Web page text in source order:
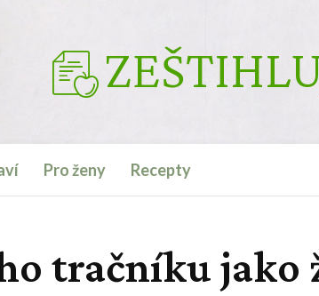
Pro ženy Recepty
tračníku jako